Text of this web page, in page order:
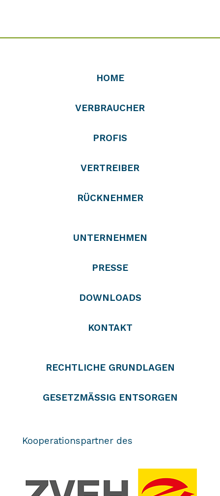
HOME
VERBRAUCHER
PROFIS
VERTREIBER
RÜCKNEHMER
UNTERNEHMEN
PRESSE
DOWNLOADS
KONTAKT
RECHTLICHE GRUNDLAGEN
GESETZMÄSSIG ENTSORGEN
Kooperationspartner des